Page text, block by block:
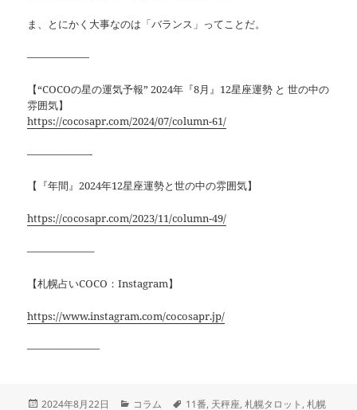
ま、とにかく大事なのは「バランス」ってことだ。
——————
【“COCOの星の運気予報” 2024年『8月』12星座運勢 と 世の中の
雰囲気】
https://cocosapr.com/2024/07/column-61/
——————-
【『年間』2024年12星座運勢と世の中の雰囲気】
https://cocosapr.com/2023/11/column-49/
——————–
【札幌占いCOCO：Instagram】
https://www.instagram.com/cocosapr.jp/
———————
投
2024年8月22日 カ
コラム タ
11番, 天秤座,札幌タロット ,札幌